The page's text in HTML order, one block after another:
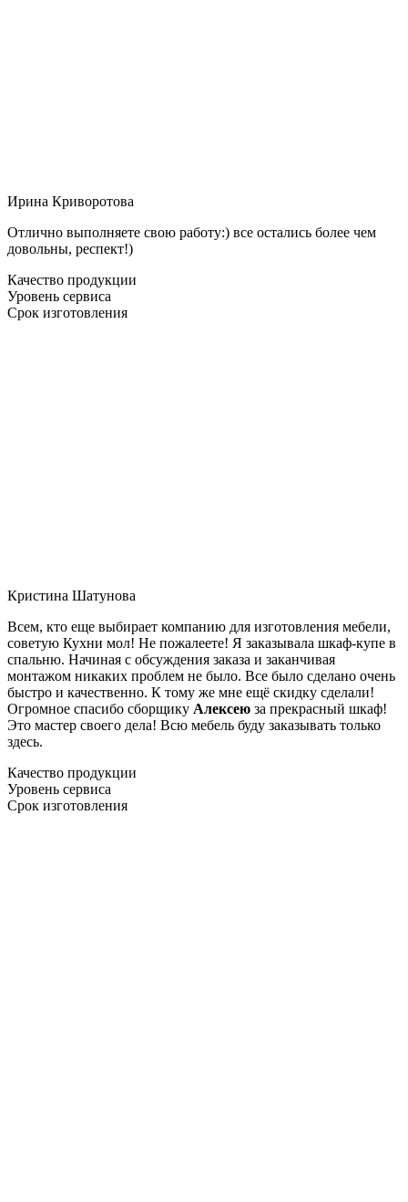
Ирина Криворотова
Отлично выполняете свою работу:) все остались более чем
довольны, респект!)
Качество продукции
Уровень сервиса
Срок изготовления
Кристина Шатунова
Всем, кто еще выбирает компанию для изготовления мебели,
советую Кухни мол! Не пожалеете! Я заказывала шкаф-купе в
спальню. Начиная с обсуждения заказа и заканчивая
монтажом никаких проблем не было. Все было сделано очень
быстро и качественно. К тому же мне ещё скидку сделали!
Огромное спасибо сборщику Алексею за прекрасный шкаф!
Это мастер своего дела! Всю мебель буду заказывать только
здесь.
Качество продукции
Уровень сервиса
Срок изготовления